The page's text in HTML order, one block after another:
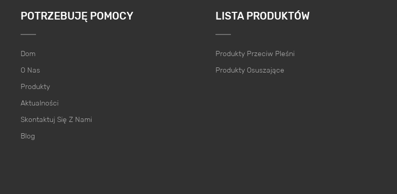
POTRZEBUJĘ POMOCY
Dom
O Nas
Produkty
Aktualności
Skontaktuj Się Z Nami
Blog
LISTA PRODUKTÓW
Produkty Przeciw Pleśni
Produkty Osuszające